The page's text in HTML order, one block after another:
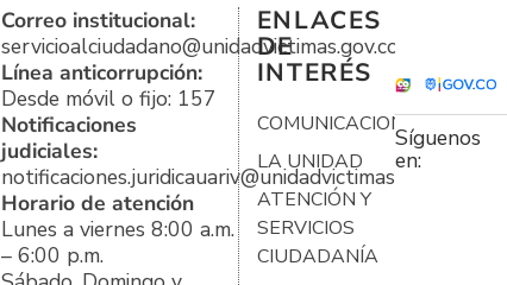
Correo institucional:
servicioalciudadano@unidadvictimas.gov.co
Línea anticorrupción:
Desde móvil o fijo: 157
Notificaciones
judiciales:
notificaciones.juridicauariv@unidadvictimas.gov.co
Horario de atención
Lunes a viernes 8:00 a.m.
– 6:00 p.m.
ENLACES
DE
INTERÉS
COMUNICACIONES
LA UNIDAD
ATENCIÓN Y
SERVICIOS
CIUDADANÍA
Síguenos
en: